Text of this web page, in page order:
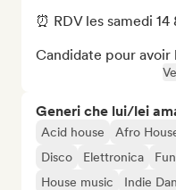
⏰ RDV les samedi
Candidate pour
Generi che lui/lei
Acid house Afro
Disco
Elettronica
House music
Indie